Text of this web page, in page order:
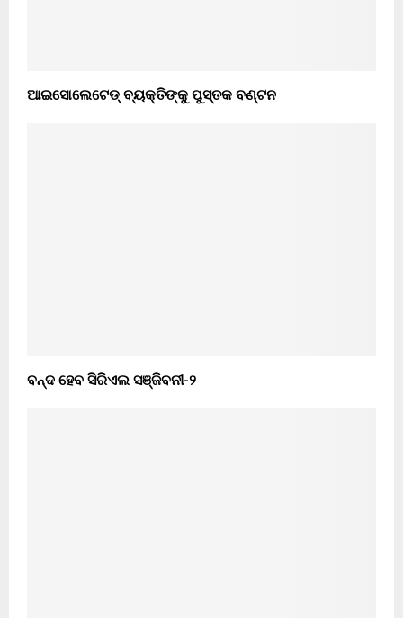
ଆଇସୋଲେଟେଡ୍ ବ୍ୟକ୍ତିଙ୍କୁ ପୁସ୍ତକ ବଣ୍ଟନ
ବନ୍ଦ ହେବ ସିରିଏଲ ସଞ୍ଜିବନୀ-୨